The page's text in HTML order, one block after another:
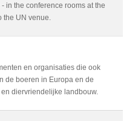
in the conference rooms at the
the UN venue.
en organisaties die ook
de boeren in Europa en de
diervriendelijke landbouw.